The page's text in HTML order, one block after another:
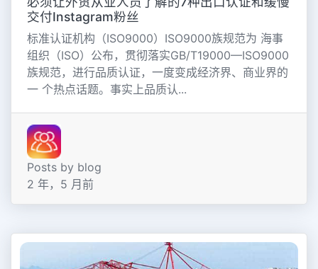
交付Instagram粉丝
标准认证机构（ISO9000）ISO9000族规范为 海事
组织（ISO）公布，贯彻落实GB/T19000—ISO9000
族规范，进行品质认证，一度变成经济界、商业界的
一 个热点话题。事实上品质认...
Posts by blog
2 年，5 月前